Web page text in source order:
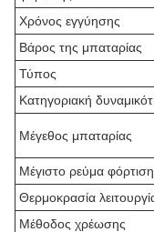
Χρόνος εγγύησης
Βάρος της μπαταρίας
Τύπος
Κατηγοριακή
Μέγεθος μπαταρίας
Μέγιστο ρεύμα
Θερμοκρασία
Μέθοδος χρέωσης